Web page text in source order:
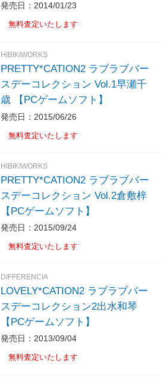
発売日：2014/01/23
無料査定いたします
HIBIKIWORKS
PRETTY*CATION2 ラブラブバー
スデーコレクション Vol.1早瀬千
歳 【PCゲームソフト】
発売日：2015/06/26
無料査定いたします
HIBIKIWORKS
PRETTY*CATION2 ラブラブバー
スデーコレクション Vol.2倉敷梓
【PCゲームソフト】
発売日：2015/09/24
無料査定いたします
DIFFERENCIA
LOVELY*CATION2 ラブラブバー
スデーコレクション2出水和琴
【PCゲームソフト】
発売日：2013/09/04
無料査定いたします